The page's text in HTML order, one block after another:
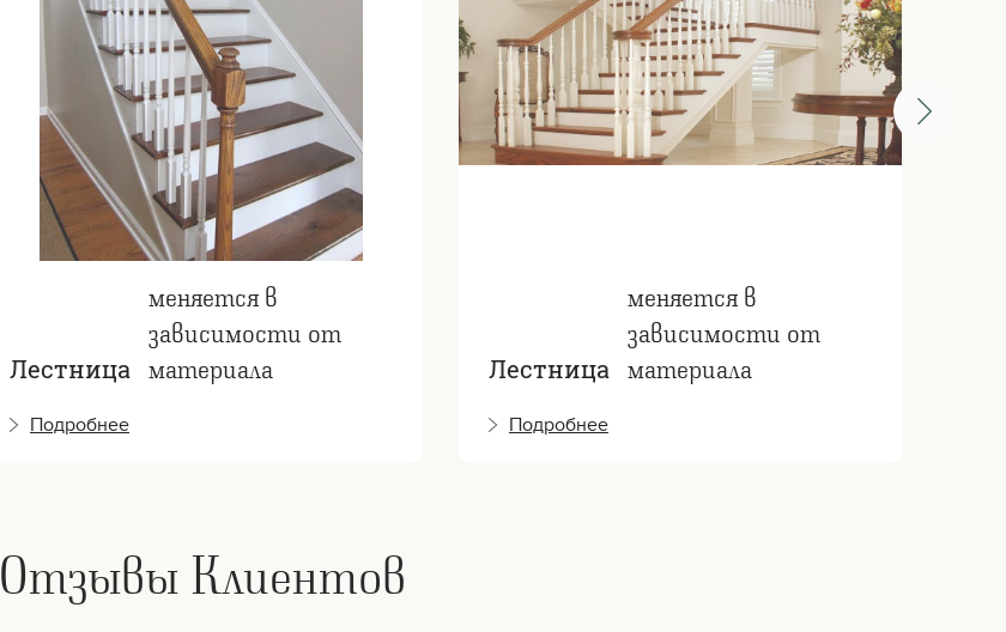
Лестница
меняется в
зависимости от
материала
Подробнее
Лестница
меняется в
зависимости от
материала
Подробнее
Отзывы Клиентов